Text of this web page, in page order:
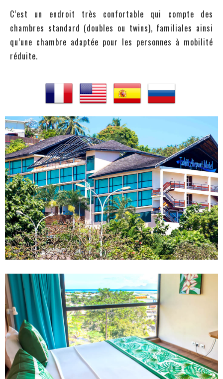
C’est un endroit très confortable qui compte des
chambres standard (doubles ou twins), familiales ainsi
qu’une chambre adaptée pour les personnes à mobilité
réduite.